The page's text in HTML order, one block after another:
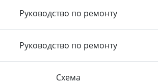
Руководство по ремонту
Руководство по ремонту
Схема